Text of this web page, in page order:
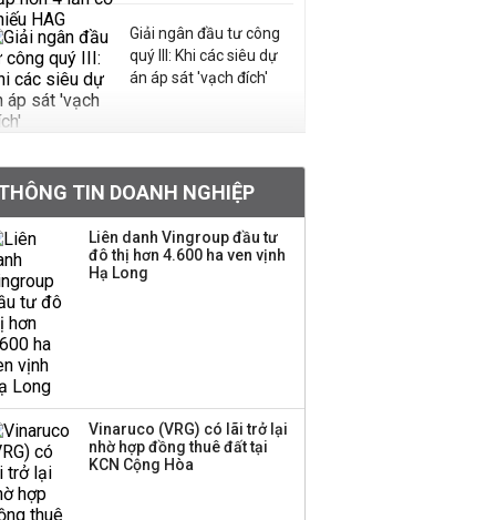
Giải ngân đầu tư công
quý III: Khi các siêu dự
án áp sát 'vạch đích'
triển quỹ hưu trí: Từ tiết
kiệm gia đình thành
nguồn cấp vốn dài hạn
và kinh nghiệm từ
Malaysia
Iran xem xét cấm tàu
Mỹ qua eo biển
TIN DOANH NGHIỆP
Liên danh Vingroup đầu tư
đô thị hơn 4.600 ha ven vịnh
Hạ Long
Vinaruco (VRG) có lãi trở lại
nhờ hợp đồng thuê đất tại
KCN Cộng Hòa